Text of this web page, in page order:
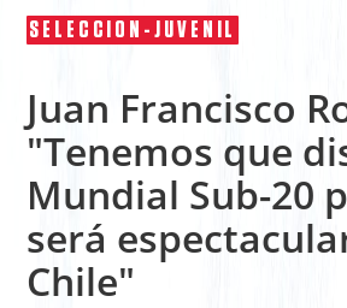
SELECCION-JUVENIL
Juan Francisco
"Tenemos que
Mundial Sub-20
será
Chile"